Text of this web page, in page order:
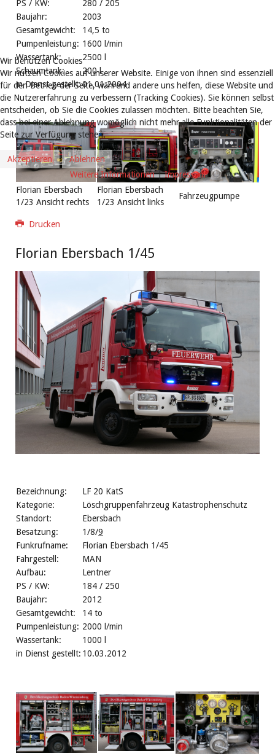
PS / KW:
280 / 205
Baujahr:
2003
Gesamtgewicht:
14,5 to
Pumpenleistung: 1600 l/min
Wassertank:
2500 l
Schaumtank:
200 l
in Dienst gestellt:01.01.2004
Florian Ebersbach
1/23 Ansicht rechts
Florian Ebersbach
1/23 Ansicht links
Fahrzeugpumpe
Drucken
Florian Ebersbach 1/45
Bezeichnung:
LF 20 KatS
Kategorie:
Löschgruppenfahrzeug Katastrophenschutz
Standort:
Ebersbach
Besatzung:
1/8/9
Funkrufname:
Florian Ebersbach 1/45
Fahrgestell:
MAN
Aufbau:
Lentner
PS / KW:
184 / 250
Baujahr:
2012
Gesamtgewicht:
14 to
Pumpenleistung: 2000 l/min
Wassertank:
1000 l
in Dienst gestellt: 10.03.2012
Wir benutzen Cookies
Wir nutzen Cookies auf unserer Website. Einige von ihnen sind essenziell
für den Betrieb der Seite, während andere uns helfen, diese Website und
die Nutzererfahrung zu verbessern (Tracking Cookies). Sie können selbst
entscheiden, ob Sie die Cookies zulassen möchten. Bitte beachten Sie,
dass bei einer Ablehnung womöglich nicht mehr alle Funktionalitäten der
Seite zur Verfügung stehen.
Akzeptieren
Ablehnen
Weitere Informationen|Impressum